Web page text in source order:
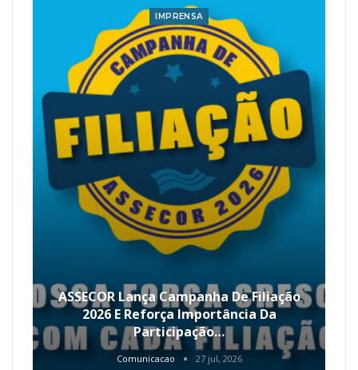
IMPRENSA
ASSECOR Lança Campanha De Filiação
2026 E Reforça Importância Da
Participação…
Comunicacao 27 jul, 2026